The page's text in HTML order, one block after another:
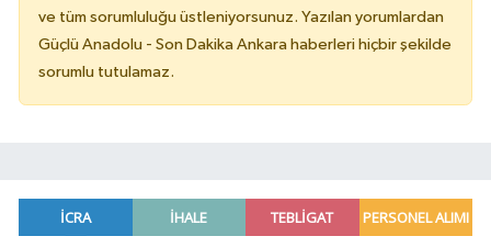
ve tüm sorumluluğu üstleniyorsunuz. Yazılan yorumlardan
Güçlü Anadolu - Son Dakika Ankara haberleri hiçbir şekilde
sorumlu tutulamaz.